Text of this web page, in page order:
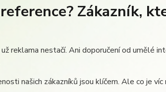
Zákazník,
reklama nestačí. Ani doporučení od umělé
našich zákazníků jsou klíčem. Ale co je víc